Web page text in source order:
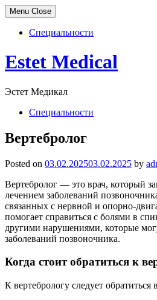
Menu Close
Специальности
Skip
to
Estet Medical
Эстет Медикал
Специальности
Вертебролог
Posted on 03.02.202503.02.2025 by
Вертебролог — это врач, который
лечением заболеваний
связанных с нервной и опорно-
помогает справиться с болями в
другими нарушениями, которые
заболеваний позвоночника.
Когда стоит обратиться к
К вертебрологу следует